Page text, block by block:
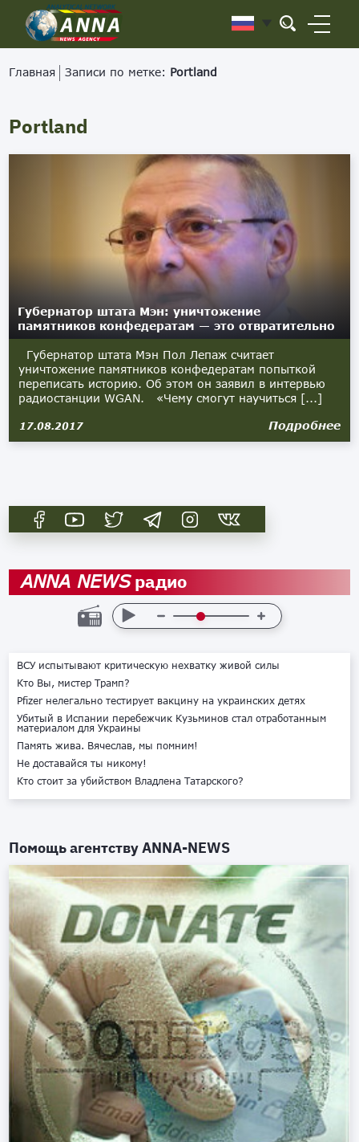
Главная Записи по метке: Portland
Portland
Губернатор штата Мэн: уничтожение
памятников конфедератам — это отвратительно
Губернатор штата Мэн Пол Лепаж считает
уничтожение памятников конфедератам попыткой
переписать историю. Об этом он заявил в интервью
радиостанции WGAN. «Чему смогут научиться [...]
17.08.2017 Подробнее
ANNA NEWSрадио
ВСУ испытывают критическую нехватку живой силы
Кто Вы, мистер Трамп?
Pfizer нелегально тестирует вакцину на украинских детях
Убитый в Испании перебежчик Кузьминов стал отработанным
материалом для Украины
Память жива. Вячеслав, мы помним!
Не доставайся ты никому!
Кто стоит за убийством Владлена Татарского?
Помощь агентствуANNA-NEWS